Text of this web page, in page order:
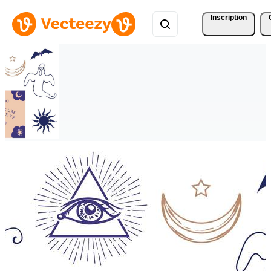
Inscription